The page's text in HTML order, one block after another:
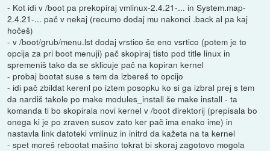
- Kot idi v /boot pa prekopiraj vmlinux-2.4.21-... in System.map-
2.4.21-... pač v nekaj (recumo dodaj mu nakonci .back al pa kaj
hočeš)
- v /boot/grub/menu.lst dodaj vrstico še eno vsrtico (potem je to
opcija za pri boot menuji) pač skopiraj tisto pod title linux in
spremeniš tako da se sklicuje pač na kopiran kernel
- probaj bootat suse s tem da izbereš to opcijo
- idi pač zbildat kerenl po iztem posopku ko si ga izbral prej s tem
da nardiš takole po make modules_install še make install - ta
komanda ti bo skopirala novi kernel v /boot direktorij (prepisala bo
onega ki je po zraven susov zato ker pač ima enako ime) in
nastavla link datoteki vmlinuz in initrd da kažeta na ta kernel
- spet moreš rebootat mašino tokrat bi skoraj zagotovo mogola